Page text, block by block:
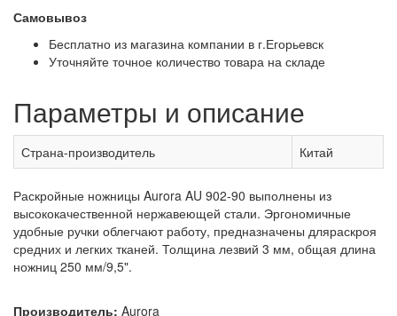
Самовывоз
Бесплатно из магазина компании в г.Егорьевск
Уточняйте точное количество товара на складе
Параметры и описание
Страна-производитель Китай
Раскройные ножницы Aurora AU 902-90 выполнены из
высококачественной нержавеющей стали. Эргономичные
удобные ручки облегчают работу, предназначены дляраскроя
средних и легких тканей. Толщина лезвий 3 мм, общая длина
ножниц 250 мм/9,5".
Производитель: Aurora